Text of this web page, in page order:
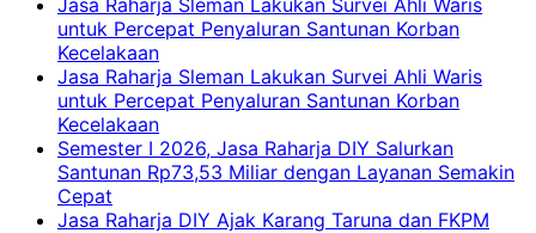
untuk Percepat Penyaluran Santunan Korban
Kecelakaan
Jasa Raharja Sleman Lakukan Survei Ahli Waris
untuk Percepat Penyaluran Santunan Korban
Kecelakaan
Semester I 2026, Jasa Raharja DIY Salurkan
Santunan Rp73,53 Miliar dengan Layanan Semakin
Cepat
Jasa Raharja DIY Ajak Karang Taruna dan FKPM